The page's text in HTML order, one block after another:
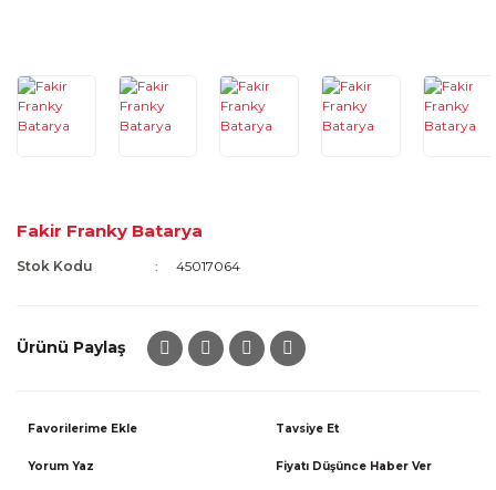
Fakir Franky Batarya
Stok Kodu 45017064
Ürünü Paylaş
Tavsiye Et
Yorum Yaz Fiyatı Düşünce Haber Ver